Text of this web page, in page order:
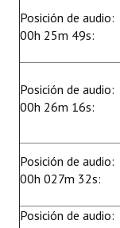
Posición de audio:
00h 25m 49s:
Posición de audio:
00h 26m 16s:
Posición de audio:
00h 027m 32s:
Posición de audio: